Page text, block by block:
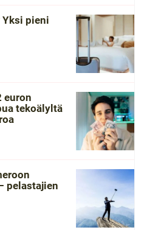
Yksi pieni
euron
tekoälyltä
pelastajien